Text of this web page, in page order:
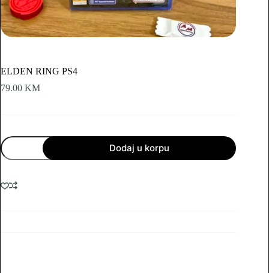
ELDEN RING PS4
79.00 KM
ELDEN
RING
PS4
Dodaj u korpu